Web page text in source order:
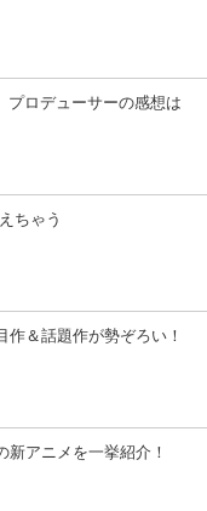
プロデューサーの感想は
ちゃう
作＆話題作が勢ぞろい！
新アニメを一挙紹介！